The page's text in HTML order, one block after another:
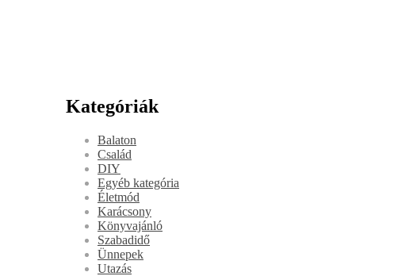
Kategóriák
Balaton
Család
DIY
Egyéb kategória
Életmód
Karácsony
Könyvajánló
Szabadidő
Ünnepek
Utazás